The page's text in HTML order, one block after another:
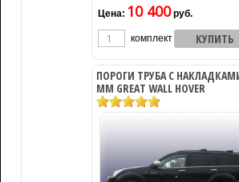
Цена: 10 400руб.
комплект
ПОРОГИ ТРУБА С
ММ GREAT WALL HOVER